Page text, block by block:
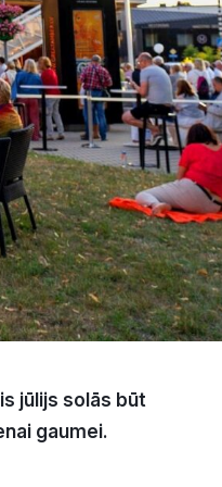
jūlijs solās būt
gaumei.